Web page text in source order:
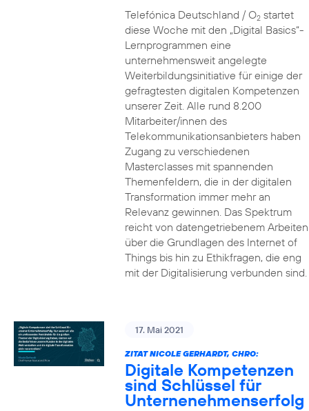
Telefónica Deutschland / O2startet
diese Woche mit den „Digital Basics“-
Lernprogrammen eine
unternehmensweit angelegte
Weiterbildungsinitiative für einige der
gefragtesten digitalen Kompetenzen
unserer Zeit. Alle rund 8.200
Mitarbeiter/innen des
Telekommunikationsanbieters haben
Zugang zu verschiedenen
Masterclasses mit spannenden
Themenfeldern, die in der digitalen
Transformation immer mehr an
Relevanz gewinnen. Das Spektrum
reicht von datengetriebenem Arbeiten
über die Grundlagen des Internet of
Things bis hin zu Ethikfragen, die eng
mit der Digitalisierung verbunden sind.
17. Mai 2021
ZITAT NICOLE GERHARDT, CHRO:
Digitale Kompetenzen
sind Schlüssel für
Unternenehmenserfolg